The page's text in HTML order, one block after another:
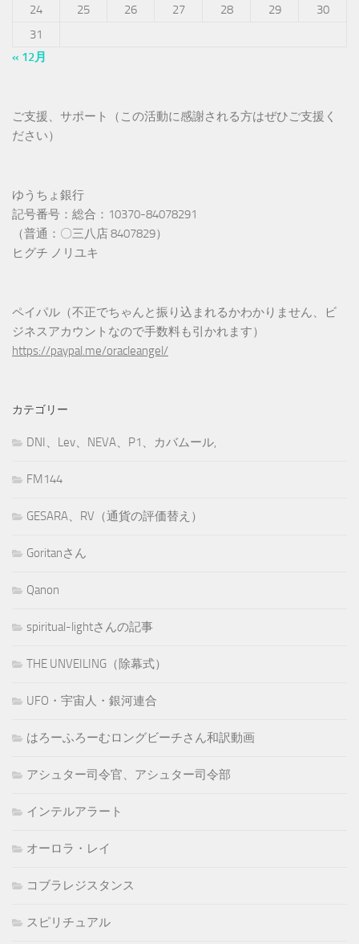
24
25 26 27 28 29
30
31
« 12月
ご支援、サポート（この活動に感謝される方はぜひご支援く
ださい）
ゆうちょ銀行
記号番号：総合：10370-84078291
（普通：〇三八店 8407829）
ヒグチ ノリユキ
ペイパル（不正でちゃんと振り込まれるかわかりません、ビ
ジネスアカウントなので手数料も引かれます）
https://paypal.me/oracleangel/
カテゴリー
DNI、Lev、NEVA、P1、カバムール,
FM144
GESARA、RV（通貨の評価替え）
Goritanさん
Qanon
spiritual-lightさんの記事
THE UNVEILING（除幕式）
UFO・宇宙人・銀河連合
はろーふろーむロングビーチさん和訳動画
アシュター司令官、アシュター司令部
インテルアラート
オーロラ・レイ
コブラレジスタンス
スピリチュアル